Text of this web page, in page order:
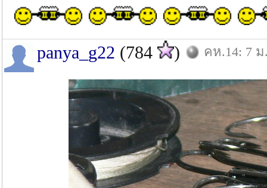
panya_g22 (784 ) คห.14: 7